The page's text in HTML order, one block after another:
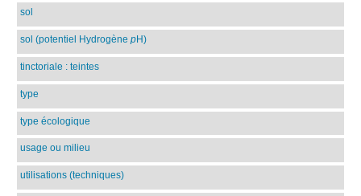
sol
sol (potentiel Hydrogène pH)
tinctoriale : teintes
type
type écologique
usage ou milieu
utilisations (techniques)